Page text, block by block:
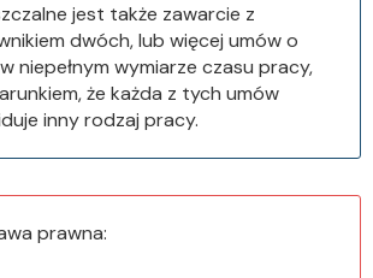
jest także zawarcie z
dwóch, lub więcej umów o
niepełnym wymiarze czasu pracy,
że każda z tych umów
inny rodzaj pracy.
prawna: